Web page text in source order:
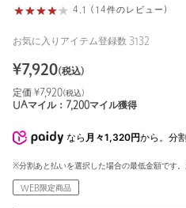
4.1 (14件のレビュー)
お気に入りアイテム登録数 3132
¥7,920(税込)
定価 ¥7,920(税込)
UAマイル： 7,200マイル獲得
なら 月々1,320円から。分
※分割あと払いを選択した場合の最低金額です。
WEB限定商品